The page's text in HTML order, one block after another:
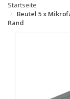
Startseite
Beutel 5 x
Rand